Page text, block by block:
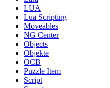
LUA
Lua Scripting
Moveables
NG Center
Objects
Objekte
OCB
Puzzle Item
Script